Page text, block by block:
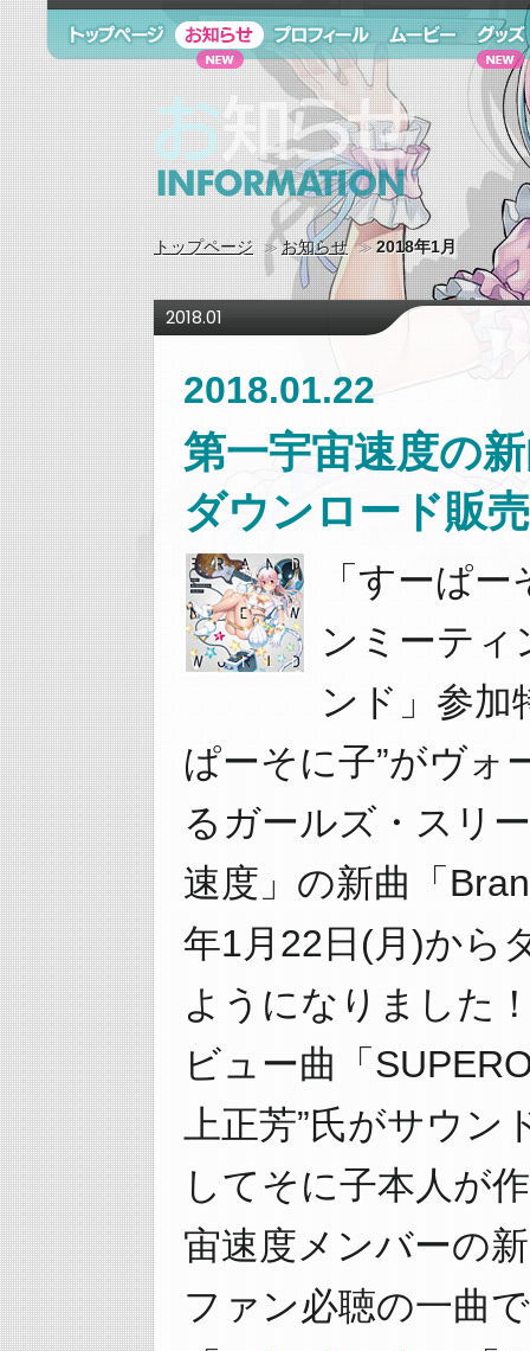
お知らせ information
トップページ
お知らせ 2018年1月
2018.01
2018.01.22
第一宇宙速度の
ダウンロード販
「すーぱ
ンミーテ
ンド」参加
ぱーそに子”がヴォ
るガールズ・スリ
速度」の新曲「
年1月22日(月)から
ようになりました
ビュー曲「
上正芳”氏がサウン
してそに子本人が
宙速度メンバーの
ファン必聴の一曲
トップページ お知らせ プロフィール ムービー グッズ